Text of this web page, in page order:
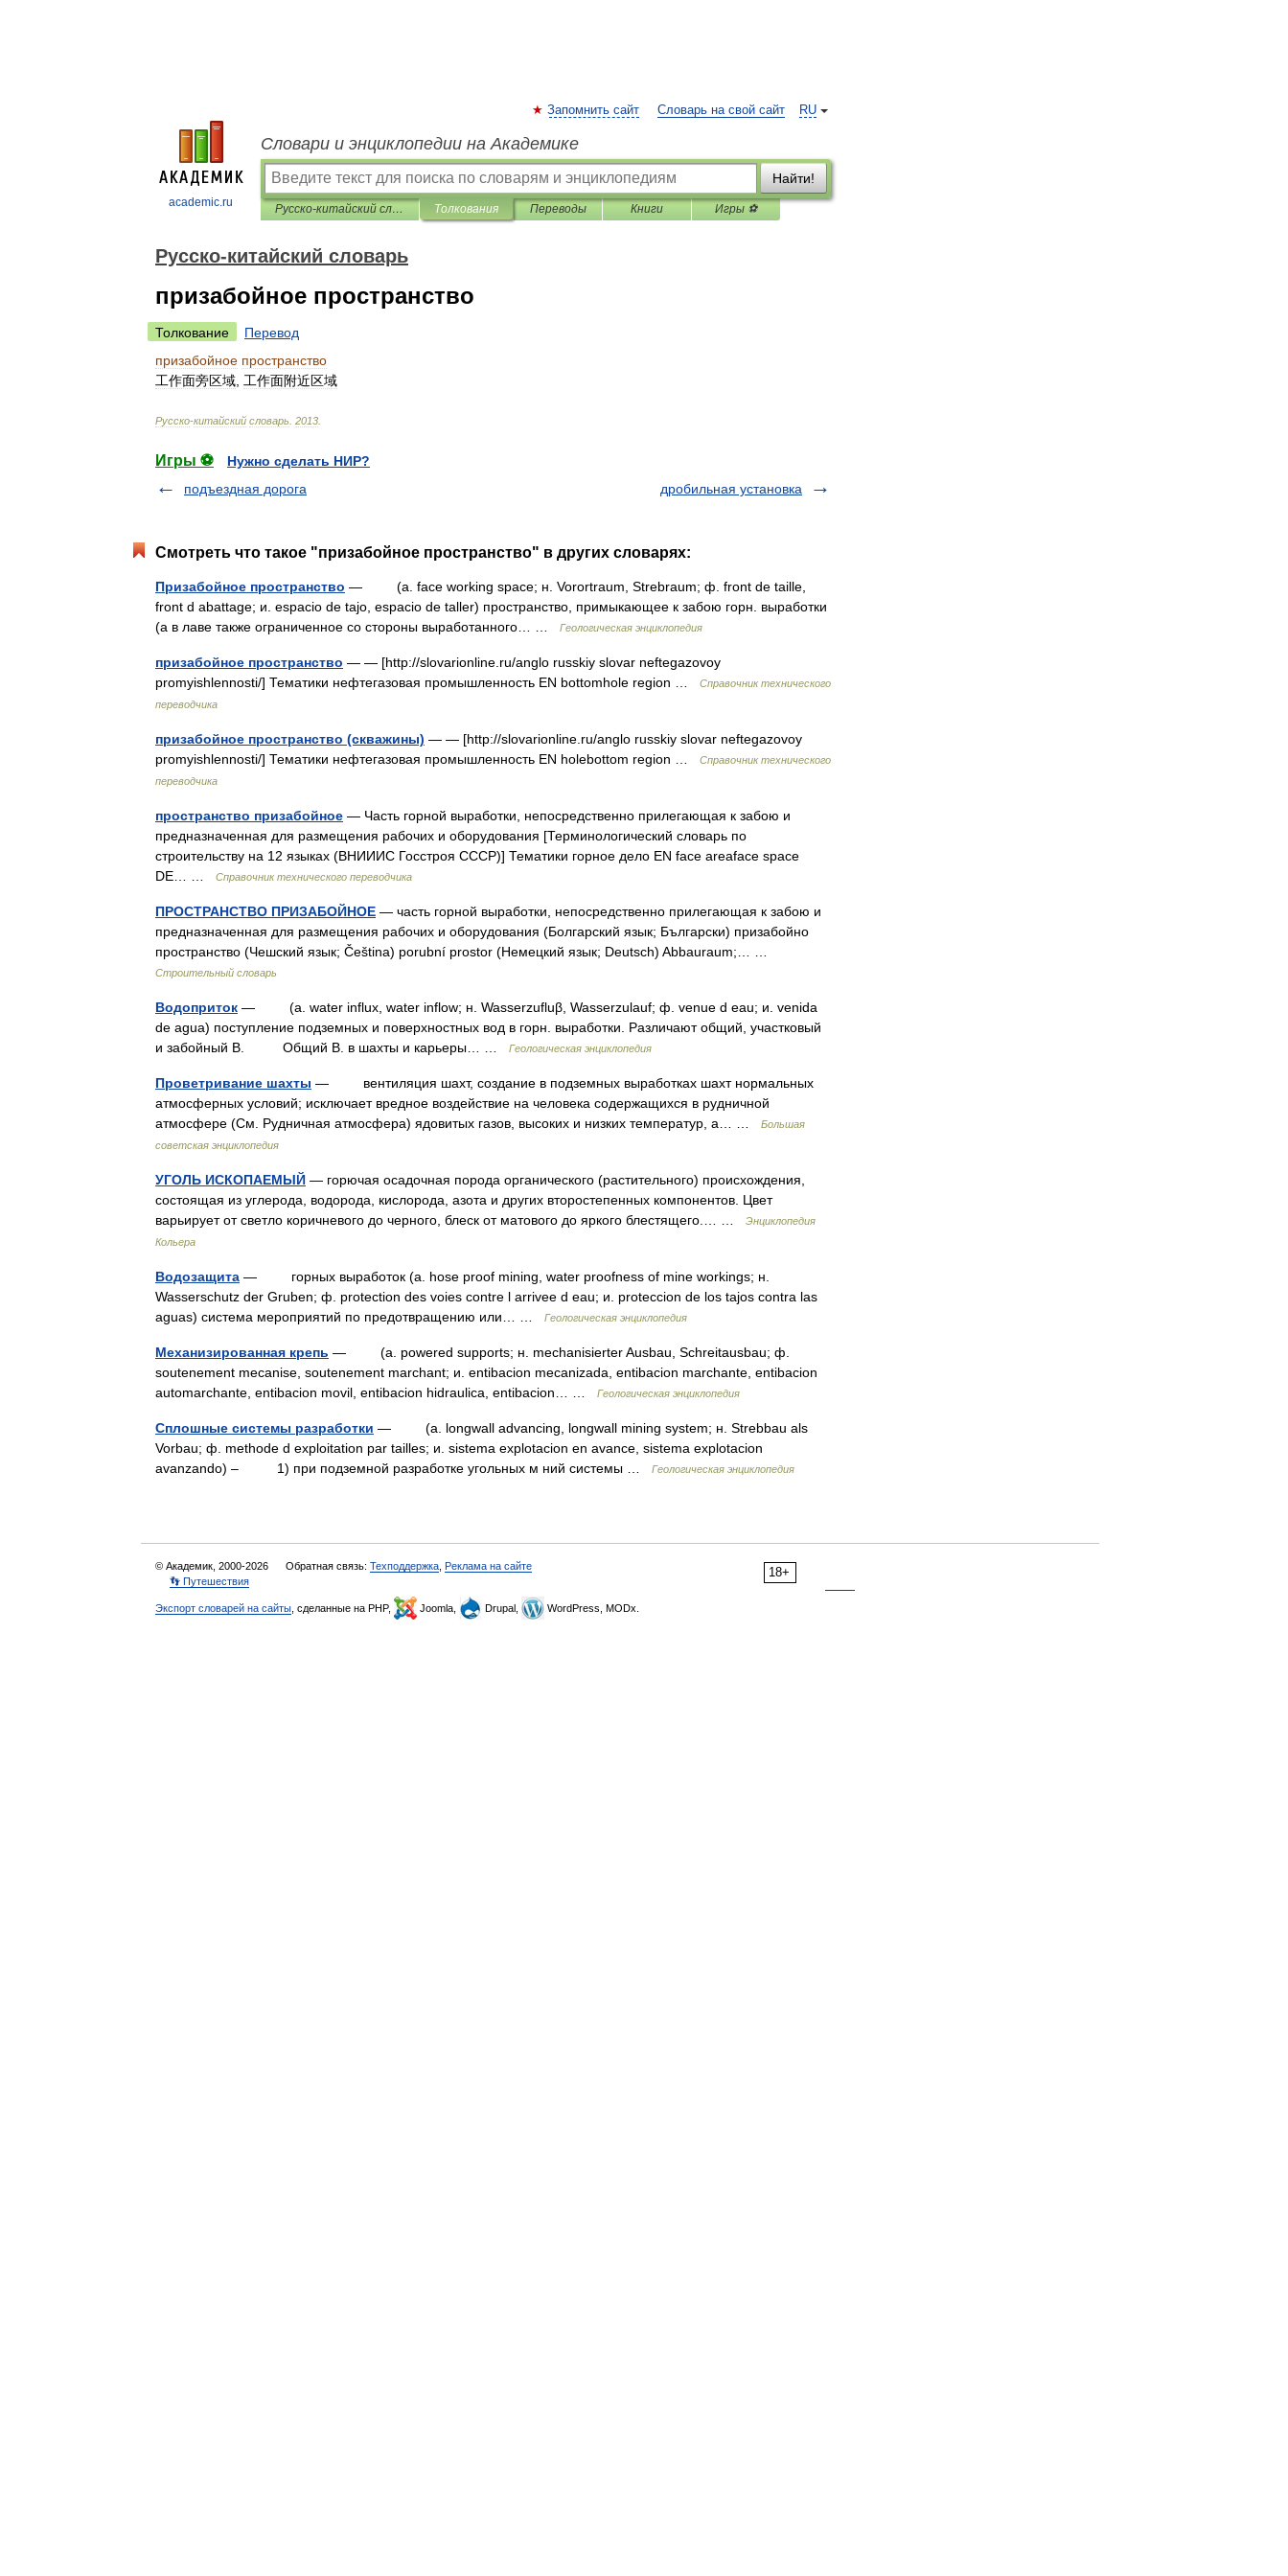
academic.ru
RU
Запомнить сайт Словарь на свой сайт
Словари и энциклопедии на Академике
Найти!
Русско-китайский словарь Толкования Переводы Книги Игры ⚽
Русско-китайский словарь
призабойное пространство
Толкование
Перевод
призабойное пространство
工作面旁区域 工作面附近区域
Русско-китайский словарь 2013
Игры ⚽
Нужно сделать НИР?
подъездная дорога
дробильная установка
Смотреть что такое "призабойное пространство" в других словарях:
Призабойное пространство — (a. face working space; н. Vorortraum, Strebraum; ф. front de taille,
front d abattage; и. espacio de tajo, espacio de taller) пространство, примыкающее к забою горн. выработки
(а в лаве также ограниченное со стороны выработанного… …
Геологическая энциклопедия
призабойное пространство — — [http://slovarionline.ru/anglo russkiy slovar neftegazovoy
promyishlennosti/] Тематики нефтегазовая промышленность EN bottomhole region …
Справочник технического
переводчика
призабойное пространство (скважины) — — [http://slovarionline.ru/anglo russkiy slovar neftegazovoy
promyishlennosti/] Тематики нефтегазовая промышленность EN holebottom region …
Справочник технического
переводчика
пространство призабойное — Часть горной выработки, непосредственно прилегающая к забою и
предназначенная для размещения рабочих и оборудования [Терминологический словарь по
строительству на 12 языках (ВНИИИС Госстроя СССР)] Тематики горное дело EN face areaface space
DE… …
Справочник технического переводчика
ПРОСТРАНСТВО ПРИЗАБОЙНОЕ — часть горной выработки, непосредственно прилегающая к забою и
предназначенная для размещения рабочих и оборудования (Болгарский язык; Български) призабойно
пространство (Чешский язык; Čeština) porubní prostor (Немецкий язык; Deutsch) Abbauraum;… …
Строительный словарь
Водоприток — (a. water influx, water inflow; н. Wasserzufluβ, Wasserzulauf; ф. venue d eau; и. venida
de agua) поступление подземных и поверхностных вод в горн. выработки. Pазличают общий, участковый
и забойный B. Oбщий B. в шахты и карьеры… …
Геологическая энциклопедия
Проветривание шахты — вентиляция шахт, создание в подземных выработках шахт нормальных
атмосферных условий; исключает вредное воздействие на человека содержащихся в рудничной
атмосфере (См. Рудничная атмосфера) ядовитых газов, высоких и низких температур, а… …
Большая
советская энциклопедия
УГОЛЬ ИСКОПАЕМЫЙ — горючая осадочная порода органического (растительного) происхождения,
состоящая из углерода, водорода, кислорода, азота и других второстепенных компонентов. Цвет
варьирует от светло коричневого до черного, блеск от матового до яркого блестящего.… …
Энциклопедия
Кольера
Водозащита — горных выработок (a. hose proof mining, water proofness of mine workings; н.
Wasserschutz der Gruben; ф. protection des voies contre l arrivee d eau; и. proteccion de los tajos contra las
aguas) система мероприятий по предотвращению или… …
Геологическая энциклопедия
Механизированная крепь — (a. powered supports; н. mechanisierter Ausbau, Schreitausbau; ф.
soutenement mecanise, soutenement marchant; и. entibacion mecanizada, entibacion marchante, entibacion
automarchante, entibacion movil, entibacion hidraulica, entibacion… …
Геологическая энциклопедия
Сплошные системы разработки — (a. longwall advancing, longwall mining system; н. Strebbau als
Vorbau; ф. methode d exploitation par tailles; и. sistema explotacion en avance, sistema explotacion
avanzando) – 1) при подземной разработке угольных м ний системы …
Геологическая энциклопедия
18+
© Академик, 2000-2026 Обратная связь: Техподдержка Реклама на сайте
👣 Путешествия
Экспорт словарей на сайты , сделанные на PHP, Joomla, Drupal, WordPress, MODx.